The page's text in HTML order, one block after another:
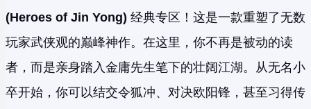
(Heroes of Jin Yong) 经典专区！这是一款重塑了无数
玩家武侠观的巅峰神作。在这里，你不再是被动的读
者，而是亲身踏入金庸先生笔下的壮阔江湖。从无名小
卒开始，你可以结交令狐冲、对决欧阳锋，甚至习得传